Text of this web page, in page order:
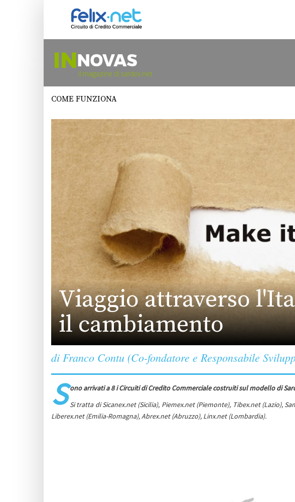
COME FUNZIONA
Viaggio attraverso
il cambiamento
di Franco Contu (Co-fondatore e Responsabile
S ono arrivati a 8 i Circuiti di Credito Commerciale costruiti sul modello di
Si tratta di Sicanex.net (Sicilia), Piemex.net (Piemonte), Tibex.net (Lazio),
Liberex.net (Emilia-Romagna), Abrex.net (Abruzzo), Linx.net (Lombardia).